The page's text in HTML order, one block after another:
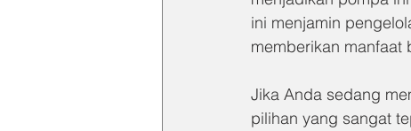
ini menjamin
memberikan
Jika Anda sedang
pilihan yang sangat